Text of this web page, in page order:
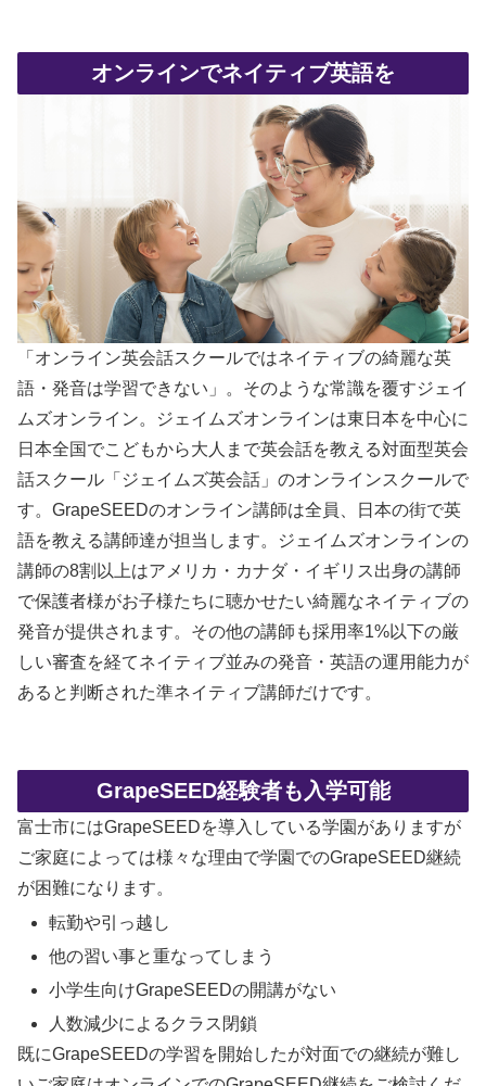
オンラインでネイティブ英語を
「オンライン英会話スクールではネイティブの綺麗な英
語・発音は学習できない」。そのような常識を覆すジェイ
ムズオンライン。ジェイムズオンラインは東日本を中心に
日本全国でこどもから大人まで英会話を教える対面型英会
話スクール「ジェイムズ英会話」のオンラインスクールで
す。GrapeSEEDのオンライン講師は全員、日本の街で英
語を教える講師達が担当します。ジェイムズオンラインの
講師の8割以上はアメリカ・カナダ・イギリス出身の講師
で保護者様がお子様たちに聴かせたい綺麗なネイティブの
発音が提供されます。その他の講師も採用率1%以下の厳
しい審査を経てネイティブ並みの発音・英語の運用能力が
あると判断された準ネイティブ講師だけです。
GrapeSEED経験者も入学可能
富士市にはGrapeSEEDを導入している学園がありますが
ご家庭によっては様々な理由で学園でのGrapeSEED継続
が困難になります。
転勤や引っ越し
他の習い事と重なってしまう
小学生向けGrapeSEEDの開講がない
人数減少によるクラス閉鎖
既にGrapeSEEDの学習を開始したが対面での継続が難し